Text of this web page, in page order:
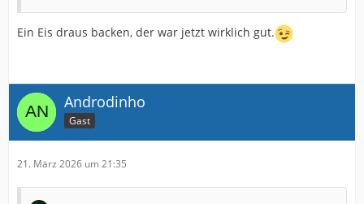
Ein Eis draus backen, der war jetzt wirklich gut.
Androdinho
Gast
21. März 2026 um 21:35